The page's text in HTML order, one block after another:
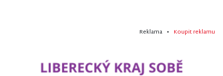
Reklama • Koupit reklamu